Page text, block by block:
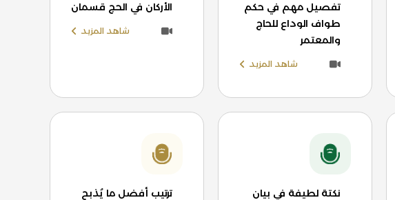
تفصيل مهم في حكم
طواف الوداع للحاج
والمعتمر
شاهد المزيد
الأركان في الحج قسمان
شاهد المزيد
نكتة لطيفة في بيان
ترتيب أفضل ما يُذبح